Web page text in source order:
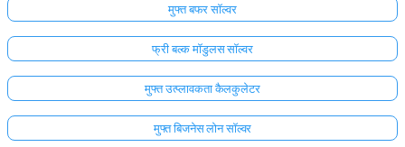
मुफ्त बफर सॉल्वर
फ्री बल्क मॉडुलस सॉल्वर
मुफ्त उत्प्लावकता कैलकुलेटर
मुफ्त बिजनेस लोन सॉल्वर